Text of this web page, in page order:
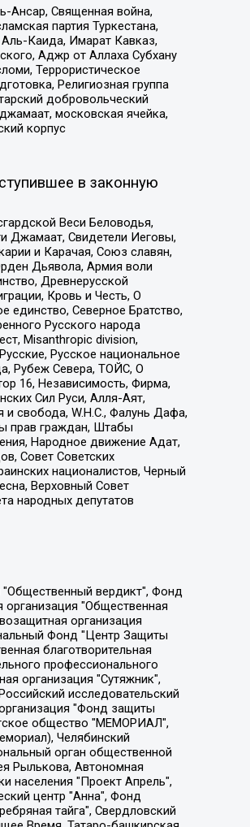
Ансар, Священная война,
партия Туркестана,
Каида, Имарат Кавказ,
Аджр от Аллаха Субхану
Террористическое
Религиозная группа
добровольческий
московская ячейка,
корпус
в законную
Веси Беловодья,
Джамаат, Свидетели Иеговы,
и Карачая, Союз славян,
Дьявола, Армия воли
Древнерусской
Кровь и Честь, О
единство, Северное Братство,
Русского народа
Misanthropic division,
Русское национальное
Рубеж Севера, ТОЙС, О
16, Независимость, Фирма,
Сил Руси, Алля-Аят,
и свобода, W.H.С., Фалунь Дафа,
прав граждан, Штабы
Народное движение Адат,
Совет Советских
националистов, Черный
Верховный Совет
народных депутатов
Алексеевна, Фейгин Марк Захарович, Филимонов Андрей Викторович, Дзугкоева Регина Николаевна, Доброхотов Роман Александрович, Дудь Юрий Александрович, Елкин Сергей Владимирович, Кругликов Кирилл Игоревич, Сабунаева Мария Леонидовна, Семенов Алексей Владимирович, Шаинян Карен Багратович, Шульман Екатерина Михайловна, Асафьев Артур Валерьевич, Вахштайн Виктор Семенович, Венедиктов Алексей Алексеевич, Лушникова Екатерина Евгеньевна, Волков Леонид Михайлович, Невзоров Александр Глебович, Пархоменко Сергей Борисович, Сироткин Ярослав Николаевич, Кара-Мурза Владимир Владимирович, Баранова Наталья Владимировна, Гозман Леонид Яковлевич, Кагарлицкий Борис Юльевич, Климарев Михаил Валерьевич, Милов Владимир Станиславович, Автономная некоммерческая организация Краснодарский центр современного искусства "Типография", Моргенштерн Алишер Тагирович, Соболь Любовь Эдуардовна, Общество с ограниченной ответственностью "ЛИЗА НОРМ", Каспаров Гарри Кимович, Ходорковский Михаил Борисович, Общество с ограниченной ответственностью "Апрельские тезисы", Данилович Ирина Брониславовна, Кашин Олег Владимирович, Петров Николай Владимирович, Пивоваров Алексей Владимирович, Соколов Михаил Владимирович, Цветкова Юлия Владимировна, Чичваркин Евгений Александрович, Комитет против пыток/Команда против пыток, Общество с ограниченной ответственностью "Первый научный", Общество с ограниченной ответственностью "Вертолет и ко", Белоцерковская Вероника Борисовна, Кац Максим Евгеньевич, Лазарева Татьяна Юрьевна, Шаведдинов Руслан Табризович, Яшин Илья Валерьевич, Общество с ограниченной ответственностью "Иноагент ААВ", Алешковский Дмитрий Петрович, Альбац Евгения Марковна, Быков Дмитрий Львович, Галямина Юлия Евгеньевна, Лойко Сергей Леонидович, Мартынов Кирилл Константинович, Медведев Сергей Александрович, Крашенинников Федор Геннадиевич, Гордеева Катерина Вл